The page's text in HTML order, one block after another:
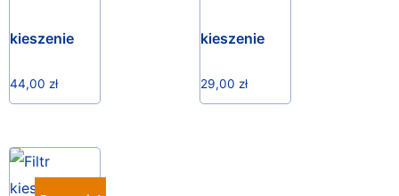
kieszenie
44,00 zł
kieszenie
29,00 zł